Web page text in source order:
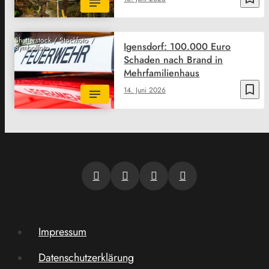
Shutterstock / Stockfoto /
Symbolfoto
bookmark_border
14. Juni 2026
Igensdorf: 100.000 Euro
Schaden nach Brand in
Mehrfamilienhaus
Impressum
Datenschutzerklärung